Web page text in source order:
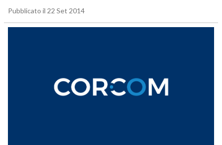
Pubblicato il 22 Set 2014